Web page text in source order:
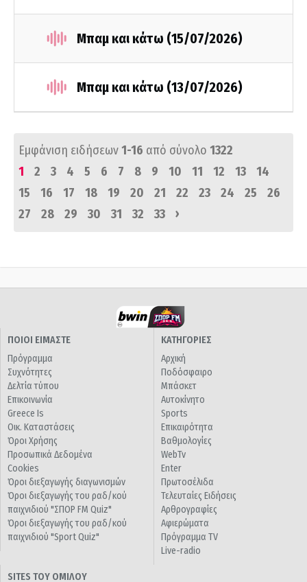
Μπαμ και κάτω (15/07/2026)
Μπαμ και κάτω (13/07/2026)
Εμφάνιση ειδήσεων1-16 από σύνολο 1322
1
2 3 4 5 6 7 8 9 10 11 12 13
14
15
16 17 18 19 20 21 22 23 24 25
26
27
28 29 30 31 32 33 ›
ΠΟΙΟΙ ΕΙΜΑΣΤΕ
Πρόγραμμα
Συχνότητες
Δελτία τύπου
Επικοινωνία
Greece Is
Οικ. Καταστάσεις
Όροι Χρήσης
Προσωπικά Δεδομένα
Cookies
Όροι διεξαγωγής διαγωνισμών
Όροι διεξαγωγής του ραδ/κού
παιχνιδιού "ΣΠΟΡ FM Quiz"
Όροι διεξαγωγής του ραδ/κού
παιχνιδιού "Sport Quiz"
ΚΑΤΗΓΟΡΙΕΣ
Αρχική
Ποδόσφαιρο
Μπάσκετ
Αυτοκίνητο
Sports
Επικαιρότητα
Βαθμολογίες
WebTv
Enter
Πρωτοσέλιδα
Τελευταίες Ειδήσεις
Αρθρογραφίες
Αφιερώματα
Πρόγραμμα TV
Live-radio
SITES ΤΟΥ ΟΜΙΛΟΥ